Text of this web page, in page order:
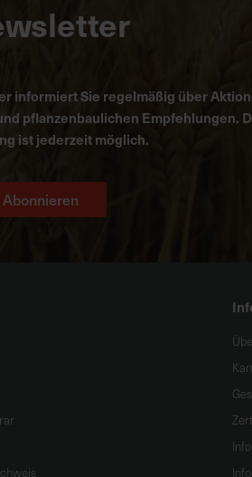
informiert Sie regelmäßig über
pflanzenbaulichen Empfehlungen.
ist jederzeit möglich.
Abonnieren